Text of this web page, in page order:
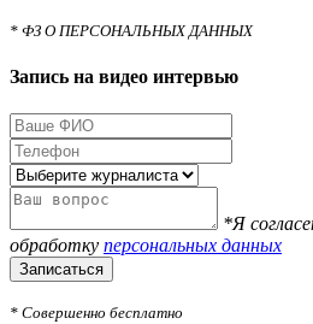
* ФЗ О ПЕРСОНАЛЬНЫХ ДАННЫХ
Запись на видео интервью
*Я
обработку персональных данных
Записаться
* Совершенно бесплатно